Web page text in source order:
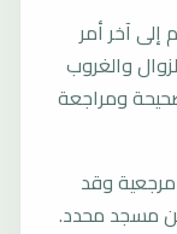
آخر أمر
والغروب
ومراجعة
وقد
من مسجد محدد.